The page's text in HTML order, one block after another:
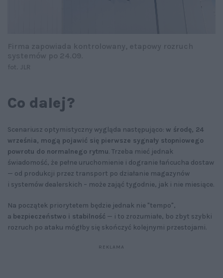
Co dalej?
Scenariusz optymistyczny wygląda następująco: w środę, 24
września, mogą pojawić się pierwsze sygnały stopniowego
powrotu do normalnego rytmu. Trzeba mieć jednak
świadomość, że pełne uruchomienie i dogranie łańcucha dostaw
— od produkcji przez transport po działanie magazynów
i systemów dealerskich – może zająć tygodnie, jak i nie miesiące.
Na początek priorytetem będzie jednak nie "tempo",
a bezpieczeństwo i stabilność — i to zrozumiałe, bo zbyt szybki
rozruch po ataku mógłby się skończyć kolejnymi przestojami.